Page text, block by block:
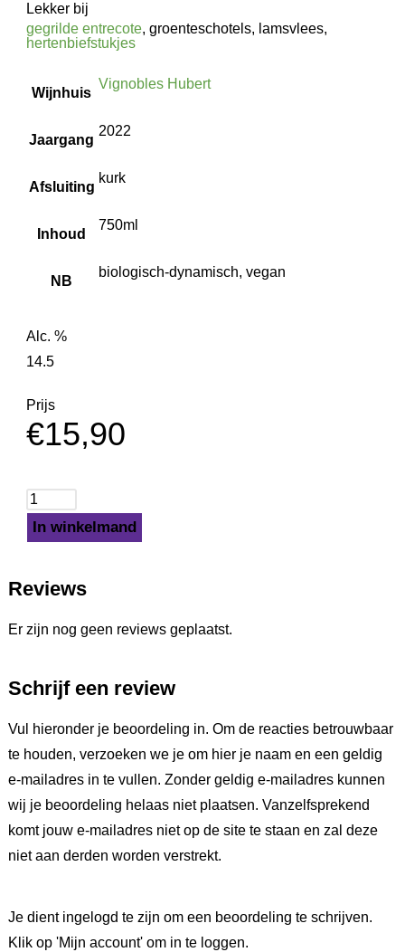
Lekker bij
gegrilde entrecote, groenteschotels, lamsvlees,
hertenbiefstukjes
Wijnhuis
Vignobles Hubert
Jaargang
2022
Afsluiting
kurk
Inhoud
750ml
NB
biologisch-dynamisch, vegan
Alc. %
14.5
Prijs
€15,90
In winkelmand
Reviews
Er zijn nog geen reviews geplaatst.
Schrijf een review
Vul hieronder je beoordeling in. Om de reacties betrouwbaar
te houden, verzoeken we je om hier je naam en een geldig
e-mailadres in te vullen. Zonder geldig e-mailadres kunnen
wij je beoordeling helaas niet plaatsen. Vanzelfsprekend
komt jouw e-mailadres niet op de site te staan en zal deze
niet aan derden worden verstrekt.
Je dient ingelogd te zijn om een beoordeling te schrijven.
Klik op 'Mijn account' om in te loggen.